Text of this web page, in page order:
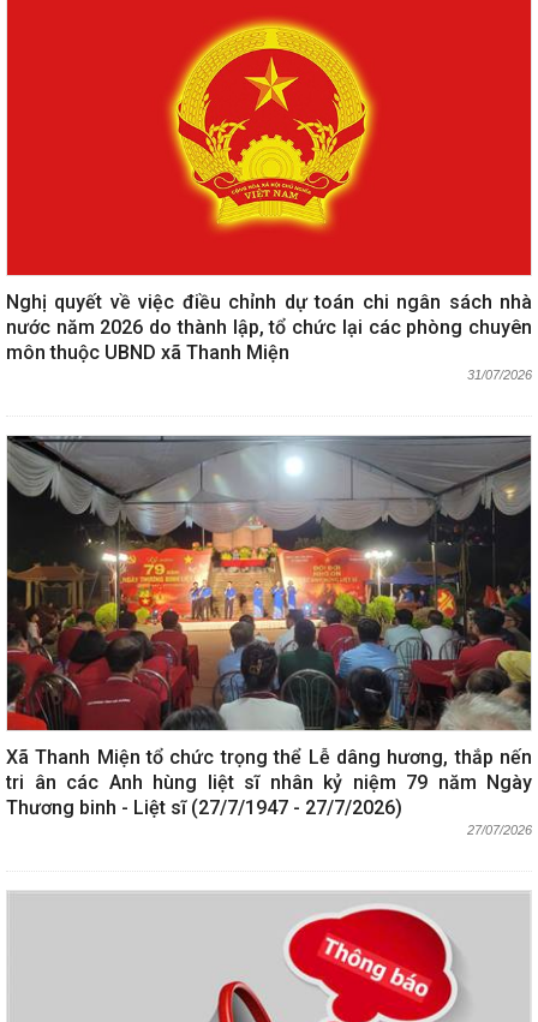
Nghị quyết về việc điều chỉnh dự toán chi ngân sách nhà
nước năm 2026 do thành lập, tổ chức lại các phòng chuyên
môn thuộc UBND xã Thanh Miện
31/07/2026
Xã Thanh Miện tổ chức trọng thể Lễ dâng hương, thắp nến
tri ân các Anh hùng liệt sĩ nhân kỷ niệm 79 năm Ngày
Thương binh - Liệt sĩ (27/7/1947 - 27/7/2026)
27/07/2026